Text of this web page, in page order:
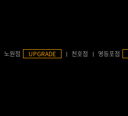
노원점 UPGRADE 천호점 영등포점